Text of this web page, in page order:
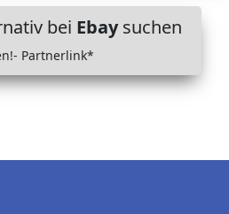
bei Ebaysuchen
Partnerlink*